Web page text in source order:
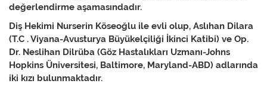
değerlendirme aşamasındadır.
Diş Hekimi Nurserin Köseoğlu ile evli olup, Aslıhan Dilara
(T.C . Viyana-Avusturya Büyükelçiliği İkinci Katibi) ve Op.
Dr. Neslihan Dilrüba (Göz Hastalıkları Uzmanı-Johns
Hopkins Üniversitesi, Baltimore, Maryland-ABD) adlarında
iki kızı bulunmaktadır.